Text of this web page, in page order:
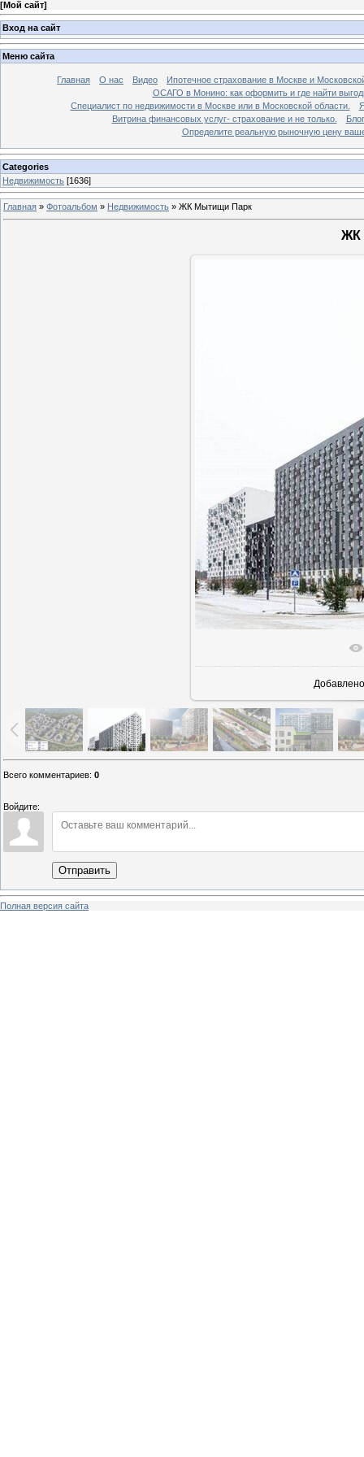
[Мой сайт]
Вход на сайт
Меню сайта
Главная О нас Видео
Ипотечное страхование в Москве и
ОСАГО в Монино: как оформить и где найти
Специалист по недвижимости в Москве или в Московской области.
Витрина финансовых услуг- страхование и не только.
Блог
Определите реальную рыночную цену
Categories
Недвижимость [1636]
Главная » Фотоальбом » Недвижимость » ЖК Мытищи Парк
ЖК
В
Добавлено
Всего комментариев: 0
Войдите:
Отправить
Полная версия сайта